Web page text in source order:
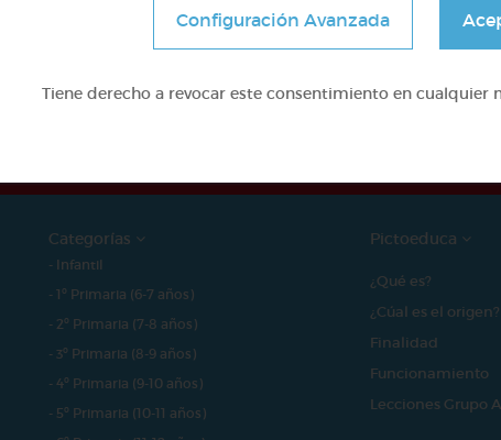
de este proyecto ha sido posible gracias al
Categorías
- Infantil
- 1º Primaria (6-7 años)
- 2º Primaria (7-8 años)
- 3º Primaria (8-9 años)
- 4º Primaria (9-10 años)
- 5º Primaria (10-11 años)
Pictoeduca
¿Qué es?
¿Cúal es el origen?
Finalidad
Funcionamiento
Lecciones Grupo
Configuración Avanzada
Tiene derecho a revocar este consentimiento en cualquier